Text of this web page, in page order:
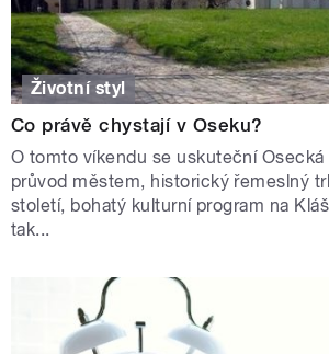
Životní styl
Co právě chystají v Oseku?
O tomto víkendu se uskuteční Osecká
průvod městem, historický řemeslný
století, bohatý kulturní program na
tak...